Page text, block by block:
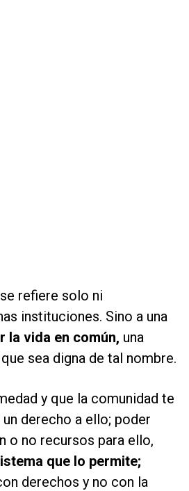
refiere solo ni
instituciones. Sino a una
la vida en común, una
sea digna de tal nombre.
y que la comunidad te
derecho a ello; poder
o no recursos para ello,
que lo permite;
derechos y no con la